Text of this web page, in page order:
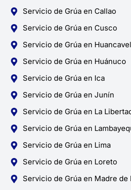
Servicio de Grúa en Callao
Servicio de Grúa en Cusco
Servicio de Grúa en
Servicio de Grúa en Huánuco
Servicio de Grúa en Ica
Servicio de Grúa en Junín
Servicio de Grúa en La
Servicio de Grúa en
Servicio de Grúa en Lima
Servicio de Grúa en Loreto
Servicio de Grúa en Madre de